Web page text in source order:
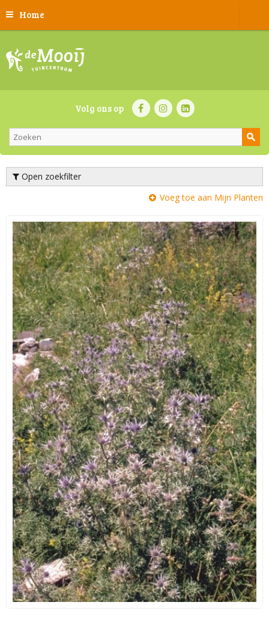
Home
Volg ons op
Open zoekfilter
Voeg toe aan Mijn Planten